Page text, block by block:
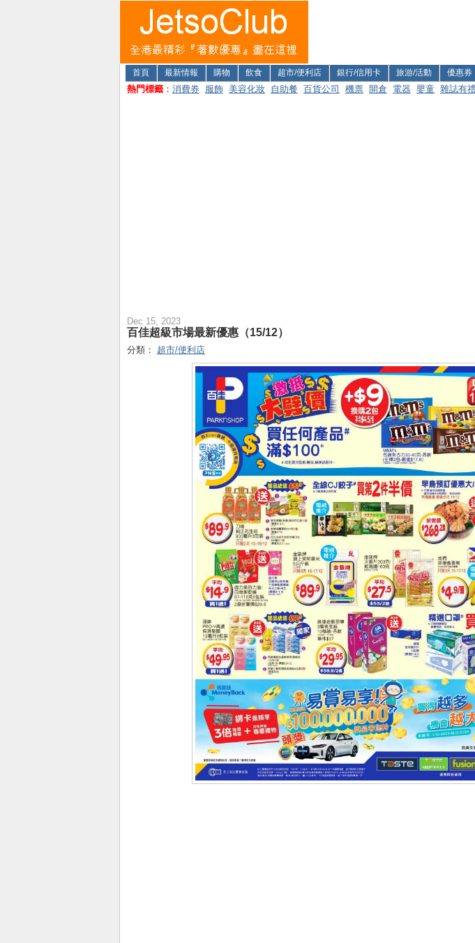
首頁 最新情報 購物 飲食 超市/便利店 銀行/信用卡 旅游/活動 優惠券
熱門標籤 ： 消費券 服飾 美容化妝 自助餐 百貨公司 機票 開倉 電器 嬰童 雜誌有禮
Dec 15, 2023
百佳超級市場最新優惠（15/12）
分類： 超市/便利店